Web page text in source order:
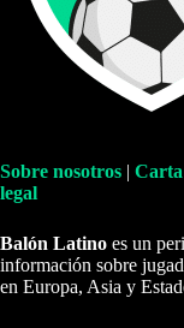
Sobre nosotros | Carta
legal
Balón Latino es un
información sobre
en Europa, Asia y